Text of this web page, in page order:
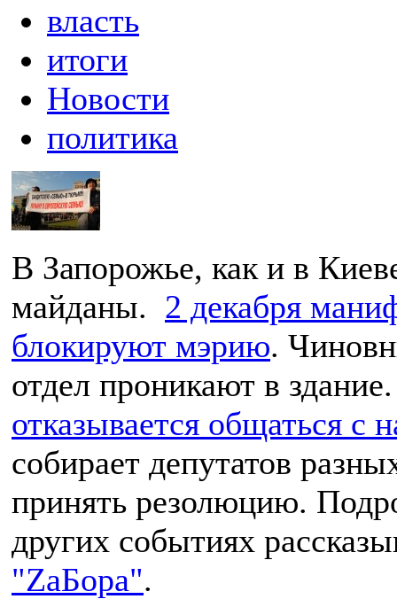
власть
итоги
Новости
политика
В Запорожье, как и в
майданы. 2 декабря
блокируют мэрию.
отдел проникают в
отказывается общаться с
собирает депутатов
принять резолюцию.
других событиях
"ZaБора".